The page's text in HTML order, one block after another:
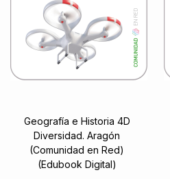
Geografía e Historia 4D
Diversidad. Aragón
(Comunidad en Red)
(Edubook Digital)